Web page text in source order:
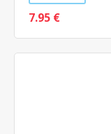
7.95 €